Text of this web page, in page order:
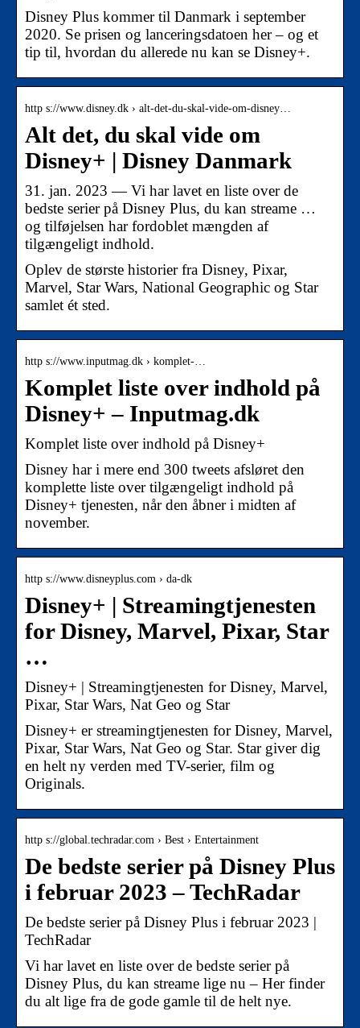
Disney Plus kommer til Danmark i september
2020. Se prisen og lanceringsdatoen her – og et
tip til, hvordan du allerede nu kan se Disney+.
http s://www.disney.dk › alt-det-du-skal-vide-om-disney…
Alt det, du skal vide om
Disney+ | Disney Danmark
31. jan. 2023 — Vi har lavet en liste over de
bedste serier på Disney Plus, du kan streame …
og tilføjelsen har fordoblet mængden af
tilgængeligt indhold.
Oplev de største historier fra Disney, Pixar,
Marvel, Star Wars, National Geographic og Star
samlet ét sted.
http s://www.inputmag.dk › komplet-…
Komplet liste over indhold på
Disney+ – Inputmag.dk
Komplet liste over indhold på Disney+
Disney har i mere end 300 tweets afsløret den
komplette liste over tilgængeligt indhold på
Disney+ tjenesten, når den åbner i midten af
november.
http s://www.disneyplus.com › da-dk
Disney+ | Streamingtjenesten
for Disney, Marvel, Pixar, Star
…
Disney+ | Streamingtjenesten for Disney, Marvel,
Pixar, Star Wars, Nat Geo og Star
Disney+ er streamingtjenesten for Disney, Marvel,
Pixar, Star Wars, Nat Geo og Star. Star giver dig
en helt ny verden med TV-serier, film og
Originals.
http s://global.techradar.com › Best › Entertainment
De bedste serier på Disney Plus
i februar 2023 – TechRadar
De bedste serier på Disney Plus i februar 2023 |
TechRadar
Vi har lavet en liste over de bedste serier på
Disney Plus, du kan streame lige nu – Her finder
du alt lige fra de gode gamle til de helt nye.